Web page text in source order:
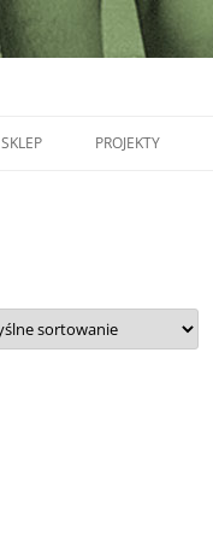
SKLEP PROJEKTY